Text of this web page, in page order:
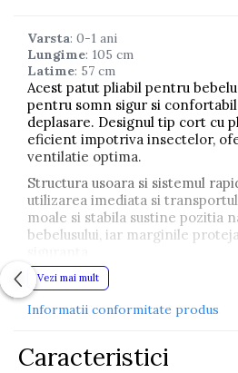
Varsta: 0-1 ani
Lungime: 105 cm
Latime: 57 cm
Acest patut pliabil pentru
pentru somn sigur si
deplasare. Designul tip cort cu
eficient impotriva insectelor,
ventilatie optima.
Structura usoara si sistemul
utilizarea imediata si
moale si stabila sustine pozitia
bebelusului, iar marginile
Perfect pentru vacante, vizite
acest patut portabil combina
confortul, oferind parintilor
Vezi mai mult
Informatii conformitate produs
Caracteristici